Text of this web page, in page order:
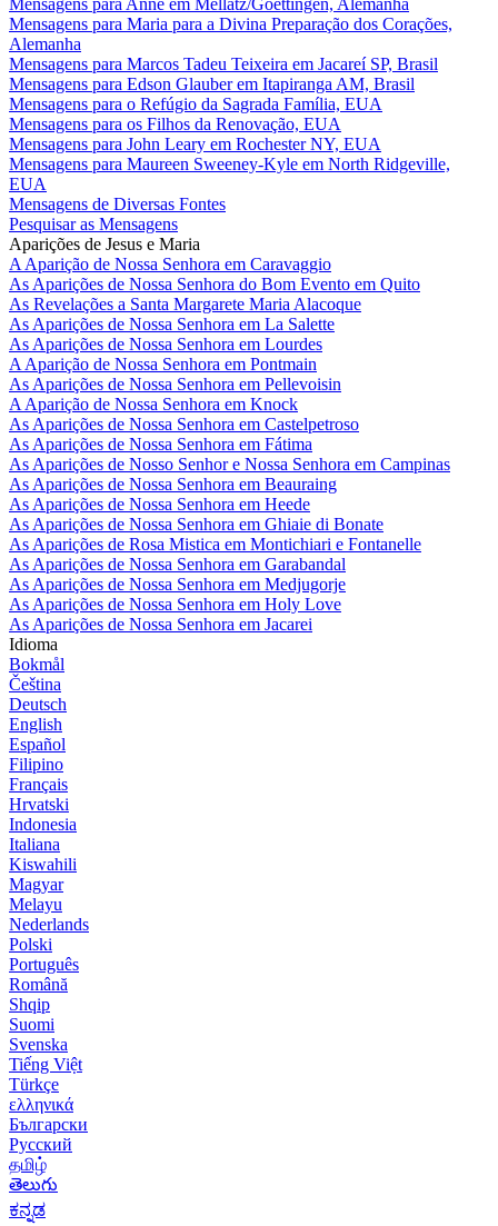
Mensagens para Maria para a Divina Preparação dos Corações,
Alemanha
Mensagens para Marcos Tadeu Teixeira em Jacareí SP, Brasil
Mensagens para Edson Glauber em Itapiranga AM, Brasil
Mensagens para o Refúgio da Sagrada Família, EUA
Mensagens para os Filhos da Renovação, EUA
Mensagens para John Leary em Rochester NY, EUA
Mensagens para Maureen Sweeney-Kyle em North Ridgeville,
EUA
Mensagens de Diversas Fontes
Pesquisar as Mensagens
Aparições de Jesus e Maria
A Aparição de Nossa Senhora em Caravaggio
As Aparições de Nossa Senhora do Bom Evento em Quito
As Revelações a Santa Margarete Maria Alacoque
As Aparições de Nossa Senhora em La Salette
As Aparições de Nossa Senhora em Lourdes
A Aparição de Nossa Senhora em Pontmain
As Aparições de Nossa Senhora em Pellevoisin
A Aparição de Nossa Senhora em Knock
As Aparições de Nossa Senhora em Castelpetroso
As Aparições de Nossa Senhora em Fátima
As Aparições de Nosso Senhor e Nossa Senhora em Campinas
As Aparições de Nossa Senhora em Beauraing
As Aparições de Nossa Senhora em Heede
As Aparições de Nossa Senhora em Ghiaie di Bonate
As Aparições de Rosa Mistica em Montichiari e Fontanelle
As Aparições de Nossa Senhora em Garabandal
As Aparições de Nossa Senhora em Medjugorje
As Aparições de Nossa Senhora em Holy Love
As Aparições de Nossa Senhora em Jacarei
Idioma
Bokmål
Čeština
Deutsch
English
Español
Filipino
Français
Hrvatski
Indonesia
Italiana
Kiswahili
Magyar
Melayu
Nederlands
Polski
Português
Română
Shqip
Suomi
Svenska
Tiếng Việt
Türkçe
ελληνικά
Български
Русский
தமிழ்
తెలుగు
ಕನ್ನಡ